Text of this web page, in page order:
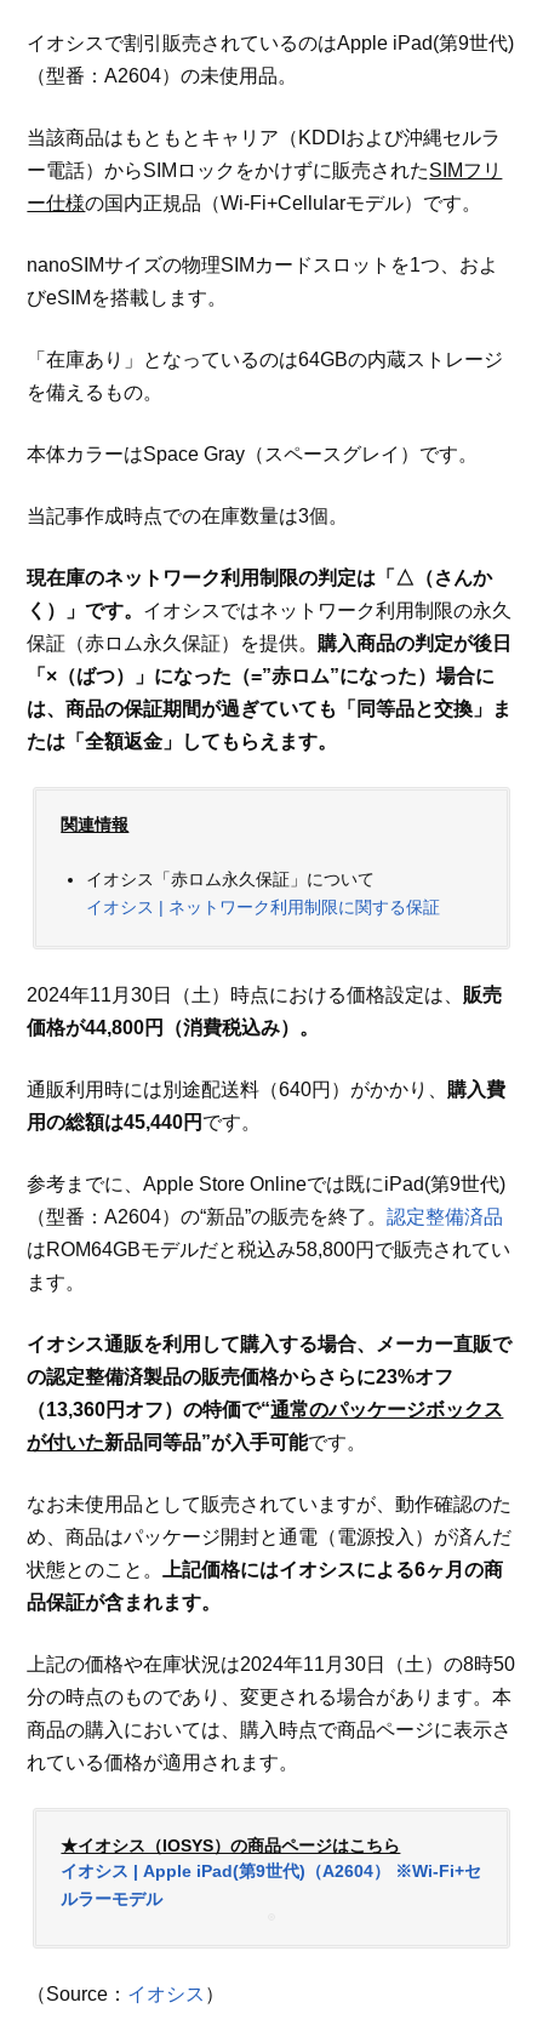
イオシスで割引販売されているのはApple iPad(第9世代)
（型番：A2604）の未使用品。
当該商品はもともとキャリア（KDDIおよび沖縄セルラ
ー電話）からSIMロックをかけずに販売されたSIMフリ
ー仕様の国内正規品（Wi-Fi+Cellularモデル）です。
nanoSIMサイズの物理SIMカードスロットを1つ、およ
びeSIMを搭載します。
「在庫あり」となっているのは64GBの内蔵ストレージ
を備えるもの。
本体カラーはSpace Gray（スペースグレイ）です。
当記事作成時点での在庫数量は3個。
現在庫のネットワーク利用制限の判定は「△（さんか
く）」です。 イオシスではネットワーク利用制限の永久
保証（赤ロム永久保証）を提供。 購入商品の判定が後日
「×（ばつ）」になった（=”赤ロム”になった）場合に
は、商品の保証期間が過ぎていても「同等品と交換」ま
たは「全額返金」してもらえます。
関連情報
イオシス「赤ロム永久保証」について
イオシス | ネットワーク利用制限に関する保証
2024年11月30日（土）時点における価格設定は、 販売
価格が44,800円（消費税込み）。
通販利用時には別途配送料（640円）がかかり、 購入費
用の総額は45,440円 です。
参考までに、Apple Store Onlineでは既にiPad(第9世代)
（型番：A2604）の“新品”の販売を終了。認定整備済品
はROM64GBモデルだと税込み58,800円で販売されてい
ます。
イオシス通販を利用して購入する場合、メーカー直販で
の認定整備済製品の販売価格からさらに23%オフ
（13,360円オフ）の特価で“通常のパッケージボックス
が付いた新品同等品”が入手可能です。
なお未使用品として販売されていますが、動作確認のた
め、商品はパッケージ開封と通電（電源投入）が済んだ
状態とのこと。
上記価格にはイオシスによる6ヶ月の商
品保証が含まれます。
上記の価格や在庫状況は2024年11月30日（土）の8時50
分の時点のものであり、変更される場合があります。本
商品の購入においては、購入時点で商品ページに表示さ
れている価格が適用されます。
★イオシス（IOSYS）の商品ページはこちら
イオシス | Apple iPad(第9世代)（A2604） ※Wi-Fi+セ
ルラーモデル
（Source： イオシス ）